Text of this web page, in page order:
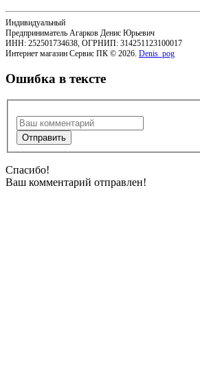
Индивидуальный
Предприниматель Агарков Денис Юрьевич
ИНН: 252501734638, ОГРНИП: 314251123100017
Интернет магазин Сервис ПК © 2026. Denis_pog
Ошибка в тексте
Спасибо!
Ваш комментарий отправлен!